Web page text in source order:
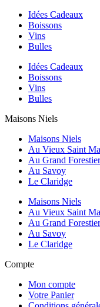
Idées Cadeaux
Boissons
Vins
Bulles
Idées Cadeaux
Boissons
Vins
Bulles
Maisons Niels
Maisons Niels
Au Vieux Saint
Au Grand Forestier
Au Savoy
Le Claridge
Maisons Niels
Au Vieux Saint
Au Grand Forestier
Au Savoy
Le Claridge
Compte
Mon compte
Votre Panier